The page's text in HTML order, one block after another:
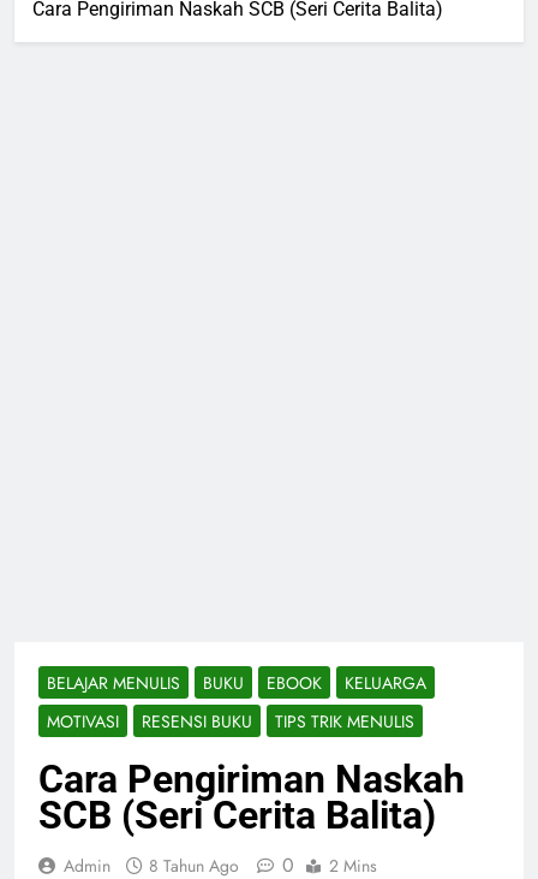
Cara Pengiriman Naskah SCB (Seri Cerita Balita)
BELAJAR MENULIS BUKU EBOOK
KELUARGA
MOTIVASI
RESENSI BUKU TIPS TRIK MENULIS
Cara Pengiriman Naskah
SCB (Seri Cerita Balita)
Admin 8 Tahun Ago 0 2 Mins